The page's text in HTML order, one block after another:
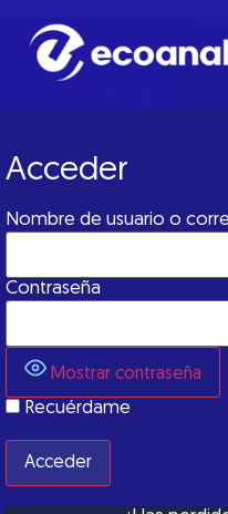
Acceder
Nombre de usuario o
Contraseña
Mostrar contraseña
Recuérdame